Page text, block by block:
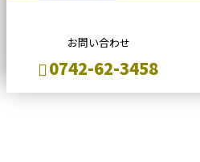
お問い合わせ
0742-62-3458